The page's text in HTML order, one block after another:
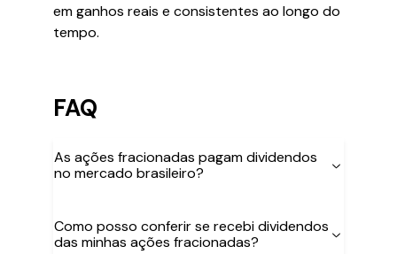
em ganhos reais e consistentes ao longo do
tempo.
FAQ
As ações fracionadas pagam dividendos
no mercado brasileiro?
Como posso conferir se recebi dividendos
das minhas ações fracionadas?